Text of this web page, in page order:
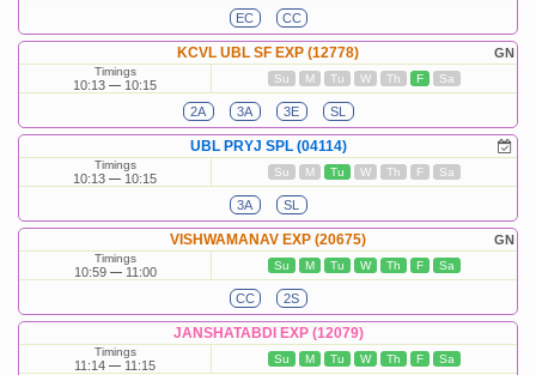
EC CC
GN
KCVL UBL SF EXP (12778)
Timings
10:13 10:15 Su M Tu W Th F Sa
2A 3A 3E SL
UBL PRYJ SPL (04114)
Timings
10:13 10:15 Su M Tu W Th F Sa
3A SL
GN
VISHWAMANAV EXP (20675)
Timings
10:59 11:00 Su M Tu W Th F Sa
CC 2S
JANSHATABDI EXP (12079)
Timings
11:14 11:15 Su M Tu W Th F Sa